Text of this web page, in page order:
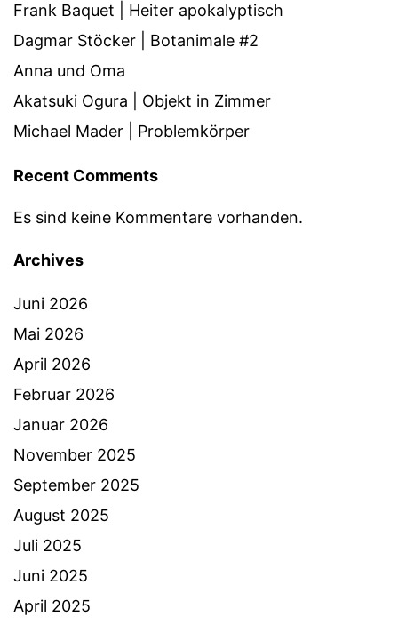
Frank Baquet | Heiter apokalyptisch
Dagmar Stöcker | Botanimale #2
Anna und Oma
Akatsuki Ogura | Objekt in Zimmer
Michael Mader | Problemkörper
Recent Comments
Es sind keine Kommentare vorhanden.
Archives
Juni 2026
Mai 2026
April 2026
Februar 2026
Januar 2026
November 2025
September 2025
August 2025
Juli 2025
Juni 2025
April 2025